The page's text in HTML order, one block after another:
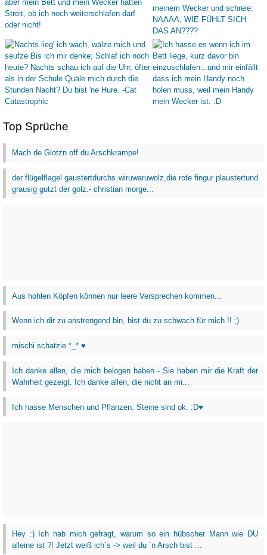
Top Sprüche
Mach de Glotzn off du Arschkrampe!
der flügelflagel gaustertdurchs wiruwaruwolz,die rote fingur plaustertund
grausig gutzt der golz.- christian morge...
Aus hohlen Köpfen können nur leere Versprechen kommen...
Wenn ich dir zu anstrengend bin, bist du zu schwach für mich !! ;)
mischi schatzie *_* ♥
Ich danke allen, die mich belogen haben - Sie haben mir die Kraft der
Wahrheit gezeigt. Ich danke allen, die nicht an mi...
Ich hasse Menschen und Pflanzen. Steine sind ok. :D♥
Hey :) Ich hab mich gefragt, warum so ein hübscher Mann wie DU
alleine ist ?! Jetzt weiß ich´s -> weil du ´n Arsch bist ...